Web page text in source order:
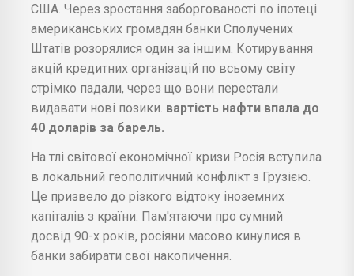
США. Через зростання заборгованості по іпотеці
американських громадян банки Сполучених
Штатів розорялися один за іншим. Котирування
акцій кредитних організацій по всьому світу
стрімко падали, через що вони перестали
видавати нові позики. вартість нафти впала до
40 доларів за барель.
На тлі світової економічної кризи Росія вступила
в локальний геополітичний конфлікт з Грузією.
Це призвело до різкого відтоку іноземних
капіталів з країни. Пам'ятаючи про сумний
досвід 90-х років, росіяни масово кинулися в
банки забирати свої накопичення.